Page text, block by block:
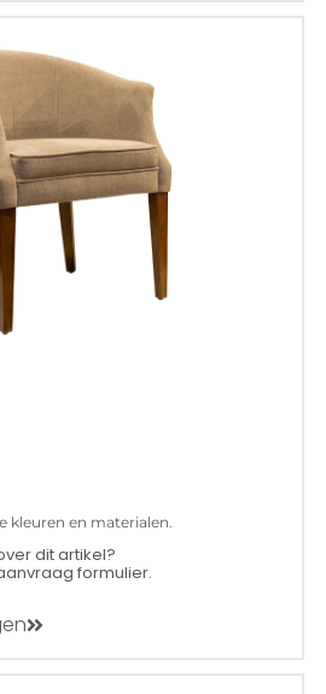
kleuren en materialen.
dit artikel?
formulier.